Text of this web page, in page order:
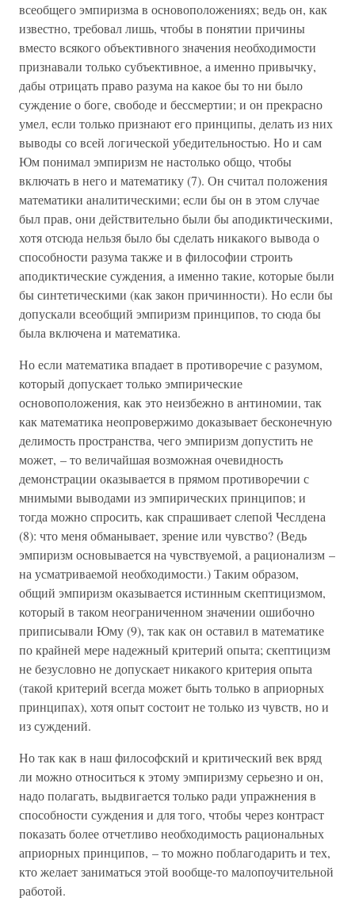
всеобщего эмпиризма в основоположениях; ведь он, как
известно, требовал лишь, чтобы в понятии причины
вместо всякого объективного значения необходимости
признавали только субъективное, а именно привычку,
дабы отрицать право разума на какое бы то ни было
суждение о боге, свободе и бессмертии; и он прекрасно
умел, если только признают его принципы, делать из них
выводы со всей логической убедительностью. Но и сам
Юм понимал эмпиризм не настолько общо, чтобы
включать в него и математику (7). Он считал положения
математики аналитическими; если бы он в этом случае
был прав, они действительно были бы аподиктическими,
хотя отсюда нельзя было бы сделать никакого вывода о
способности разума также и в философии строить
аподиктические суждения, а именно такие, которые были
бы синтетическими (как закон причинности). Но если бы
допускали всеобщий эмпиризм принципов, то сюда бы
была включена и математика.
Но если математика впадает в противоречие с разумом,
который допускает только эмпирические
основоположения, как это неизбежно в антиномии, так
как математика неопровержимо доказывает бесконечную
делимость пространства, чего эмпиризм допустить не
может, – то величайшая возможная очевидность
демонстрации оказывается в прямом противоречии с
мнимыми выводами из эмпирических принципов; и
тогда можно спросить, как спрашивает слепой Чеслдена
(8): что меня обманывает, зрение или чувство? (Ведь
эмпиризм основывается на чувствуемой, а рационализм –
на усматриваемой необходимости.) Таким образом,
общий эмпиризм оказывается истинным скептицизмом,
который в таком неограниченном значении ошибочно
приписывали Юму (9), так как он оставил в математике
по крайней мере надежный критерий опыта; скептицизм
не безусловно не допускает никакого критерия опыта
(такой критерий всегда может быть только в априорных
принципах), хотя опыт состоит не только из чувств, но и
из суждений.
Но так как в наш философский и критический век вряд
ли можно относиться к этому эмпиризму серьезно и он,
надо полагать, выдвигается только ради упражнения в
способности суждения и для того, чтобы через контраст
показать более отчетливо необходимость рациональных
априорных принципов, – то можно поблагодарить и тех,
кто желает заниматься этой вообще-то малопоучительной
работой.